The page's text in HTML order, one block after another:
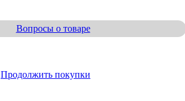
Вопросы о товаре
Продолжить покупки